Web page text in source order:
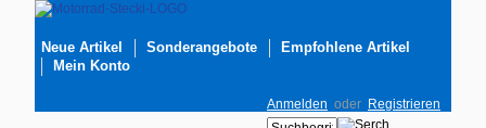
Neue Artikel Sonderangebote
Empfohlene Artikel
Mein Konto
Anmelden oder Registrieren